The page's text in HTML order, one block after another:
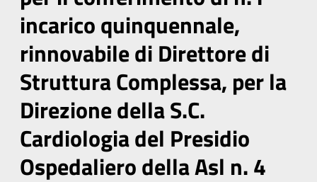
incarico quinquennale,
rinnovabile di Direttore di
Struttura Complessa, per la
Direzione della S.C.
Cardiologia del Presidio
Ospedaliero della Asl n. 4